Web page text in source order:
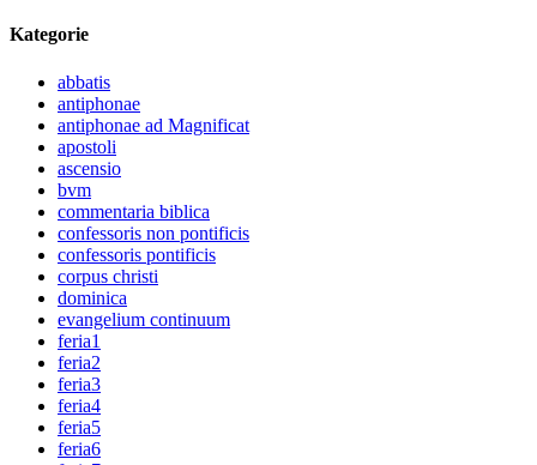
Kategorie
abbatis
antiphonae
antiphonae ad Magnificat
apostoli
ascensio
bvm
commentaria biblica
confessoris non pontificis
confessoris pontificis
corpus christi
dominica
evangelium continuum
feria1
feria2
feria3
feria4
feria5
feria6